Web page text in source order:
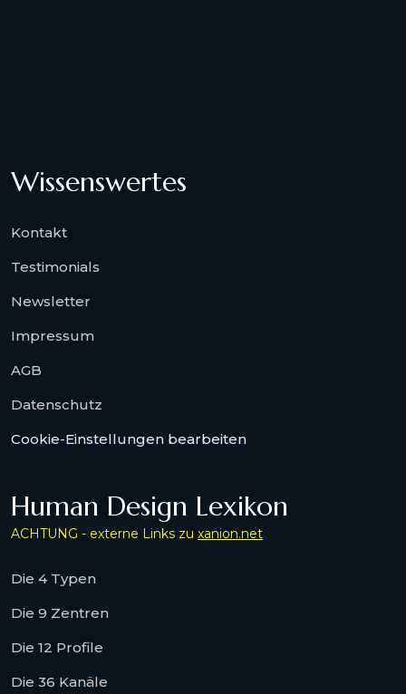
Wissenswertes
Kontakt
Testimonials
Newsletter
Impressum
AGB
Datenschutz
Cookie-Einstellungen bearbeiten
Human Design Lexikon
ACHTUNG - externe Links zu xanion.net
Die 4 Typen
Die 9 Zentren
Die 12 Profile
Die 36 Kanäle